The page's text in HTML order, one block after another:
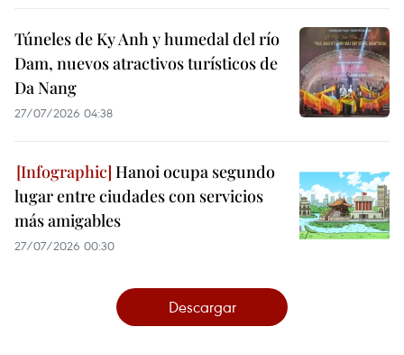
Túneles de Ky Anh y humedal del río
Dam, nuevos atractivos turísticos de
Da Nang
27/07/2026 04:38
Hanoi ocupa segundo
lugar entre ciudades con servicios
más amigables
27/07/2026 00:30
Descargar